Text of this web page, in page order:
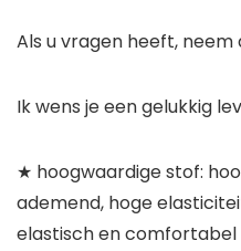
Als u vragen heeft,
Ik wens je een gelukkig
★ hoogwaardige stof:
ademend, hoge
elastisch en